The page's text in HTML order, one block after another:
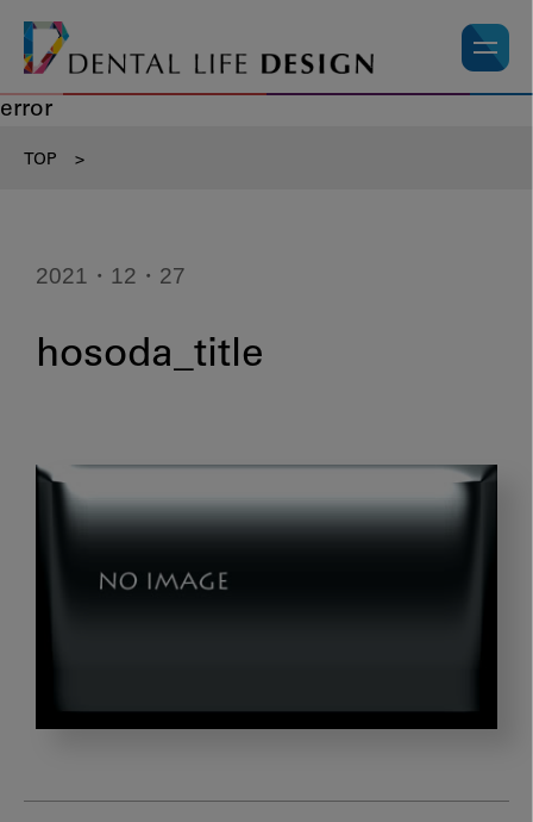
error
TOP >
2021・12・27
hosoda_title